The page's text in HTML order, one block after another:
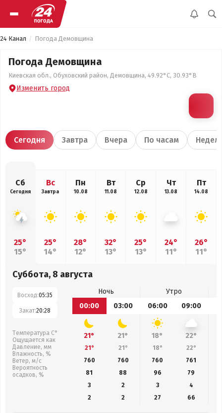
24 Канал Погода Демовщина
Погода Демовщина
Киевская обл., Обуховский район, Демовщина, 49.92°С, 30.93°В
Изменить город
Сегодня Завтра Вчера По часам
Сб
Сегодня
25°
15°
Вс
Завтра
25°
14°
Пн
10.08
28°
12°
Вт
11.08
32°
13°
Ср
12.08
25°
13°
Чт
13.08
24°
11°
Пт
14.08
26°
11°
Суббота, 8 августа
Восход:05:35
Закат:20:28
Температура С°
Ощущается как
Давление, мм
Влажность, %
Ветер, м/с
Вероятность
осадков, %
Ночь
Утро
00:00
03:00 06:00 09:00
21° 21° 18° 22°
21° 21° 18° 22°
760
760 760 761
81
88 96 79
3
2 3
4
2
2 27 66